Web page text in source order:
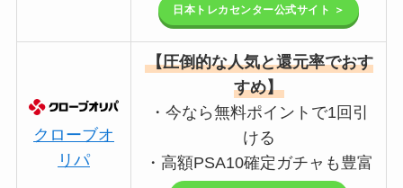
日本トレカセンター公式サイト ＞
クローブオ
リパ
【圧倒的な人気と還元率でおす
すめ】
・今なら無料ポイントで1回引
ける
・高額PSA10確定ガチャも豊富